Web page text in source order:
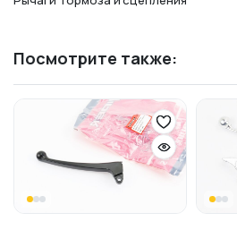
Посмотрите также: